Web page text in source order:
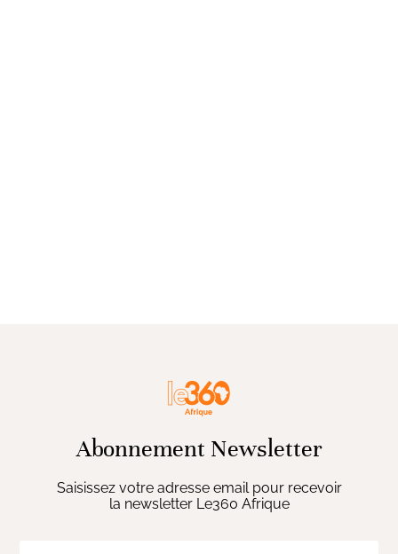
Abonnement Newsletter
Saisissez votre adresse email pour recevoir
la newsletter Le360 Afrique